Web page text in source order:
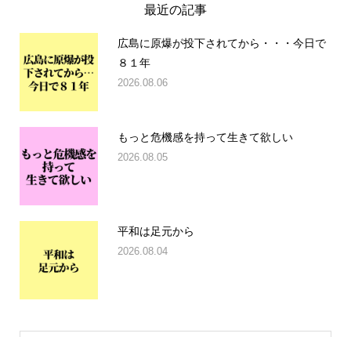
最近の記事
広島に原爆が投下されてから・・・今日で
８１年
2026.08.06
もっと危機感を持って生きて欲しい
2026.08.05
平和は足元から
2026.08.04